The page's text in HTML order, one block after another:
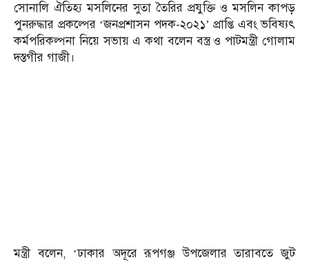
সোনালি ঐতিহ্য মসলিনের সুতা তৈরির প্রযুক্তি ও মসলিন কাপড়
পুনরুদ্ধার প্রকল্পের ‘জনপ্রশাসন পদক-২০২১’ প্রাপ্তি এবং ভবিষ্যৎ
কর্মপরিকল্পনা নিয়ে সভায় এ কথা বলেন বস্ত্র ও পাটমন্ত্রী গোলাম
দস্তগীর গাজী।
মন্ত্রী বলেন, ‘ঢাকার অদূরে রূপগঞ্জ উপজেলার তারাবতে জুট